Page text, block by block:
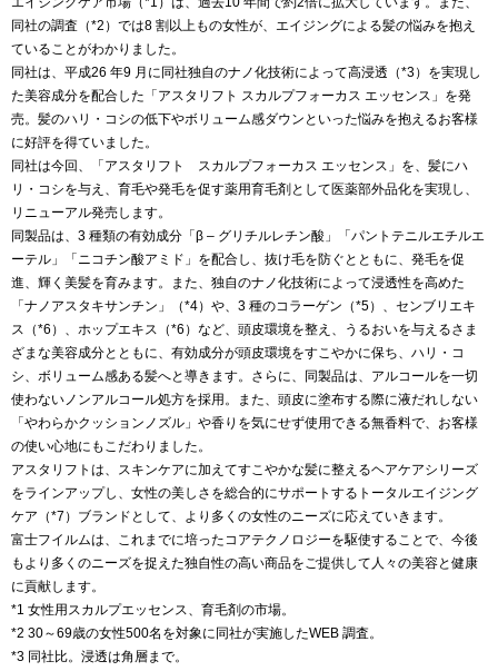
同社の調査（*2）では8 割以上もの女性が、エイジングによる髪の悩みを抱え
ていることがわかりました。
同社は、平成26 年9 月に同社独自のナノ化技術によって高浸透（*3）を実現し
た美容成分を配合した「アスタリフト スカルプフォーカス エッセンス」を発
売。髪のハリ・コシの低下やボリューム感ダウンといった悩みを抱えるお客様
に好評を得ていました。
同社は今回、「アスタリフト スカルプフォーカス エッセンス」を、髪にハ
リ・コシを与え、育毛や発毛を促す薬用育毛剤として医薬部外品化を実現し、
リニューアル発売します。
同製品は、3 種類の有効成分「β – グリチルレチン酸」「パントテニルエチルエ
ーテル」「ニコチン酸アミド」を配合し、抜け毛を防ぐとともに、発毛を促
進、輝く美髪を育みます。また、独自のナノ化技術によって浸透性を高めた
「ナノアスタキサンチン」（*4）や、3 種のコラーゲン（*5）、センブリエキ
ス（*6）、ホップエキス（*6）など、頭皮環境を整え、うるおいを与えるさま
ざまな美容成分とともに、有効成分が頭皮環境をすこやかに保ち、ハリ・コ
シ、ボリューム感ある髪へと導きます。さらに、同製品は、アルコールを一切
使わないノンアルコール処方を採用。また、頭皮に塗布する際に液だれしない
「やわらかクッションノズル」や香りを気にせず使用できる無香料で、お客様
の使い心地にもこだわりました。
アスタリフトは、スキンケアに加えてすこやかな髪に整えるヘアケアシリーズ
をラインアップし、女性の美しさを総合的にサポートするトータルエイジング
ケア（*7）ブランドとして、より多くの女性のニーズに応えていきます。
富士フイルムは、これまでに培ったコアテクノロジーを駆使することで、今後
もより多くのニーズを捉えた独自性の高い商品をご提供して人々の美容と健康
に貢献します。
*1 女性用スカルプエッセンス、育毛剤の市場。
*2 30～69歳の女性500名を対象に同社が実施したWEB 調査。
*3 同社比。浸透は角層まで。